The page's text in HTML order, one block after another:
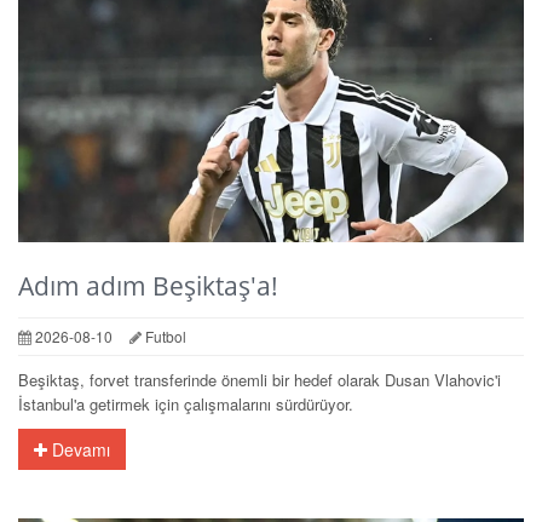
Adım adım Beşiktaş'a!
2026-08-10 Futbol
Beşiktaş, forvet transferinde önemli bir hedef olarak Dusan Vlahovic'i
İstanbul'a getirmek için çalışmalarını sürdürüyor.
Devamı